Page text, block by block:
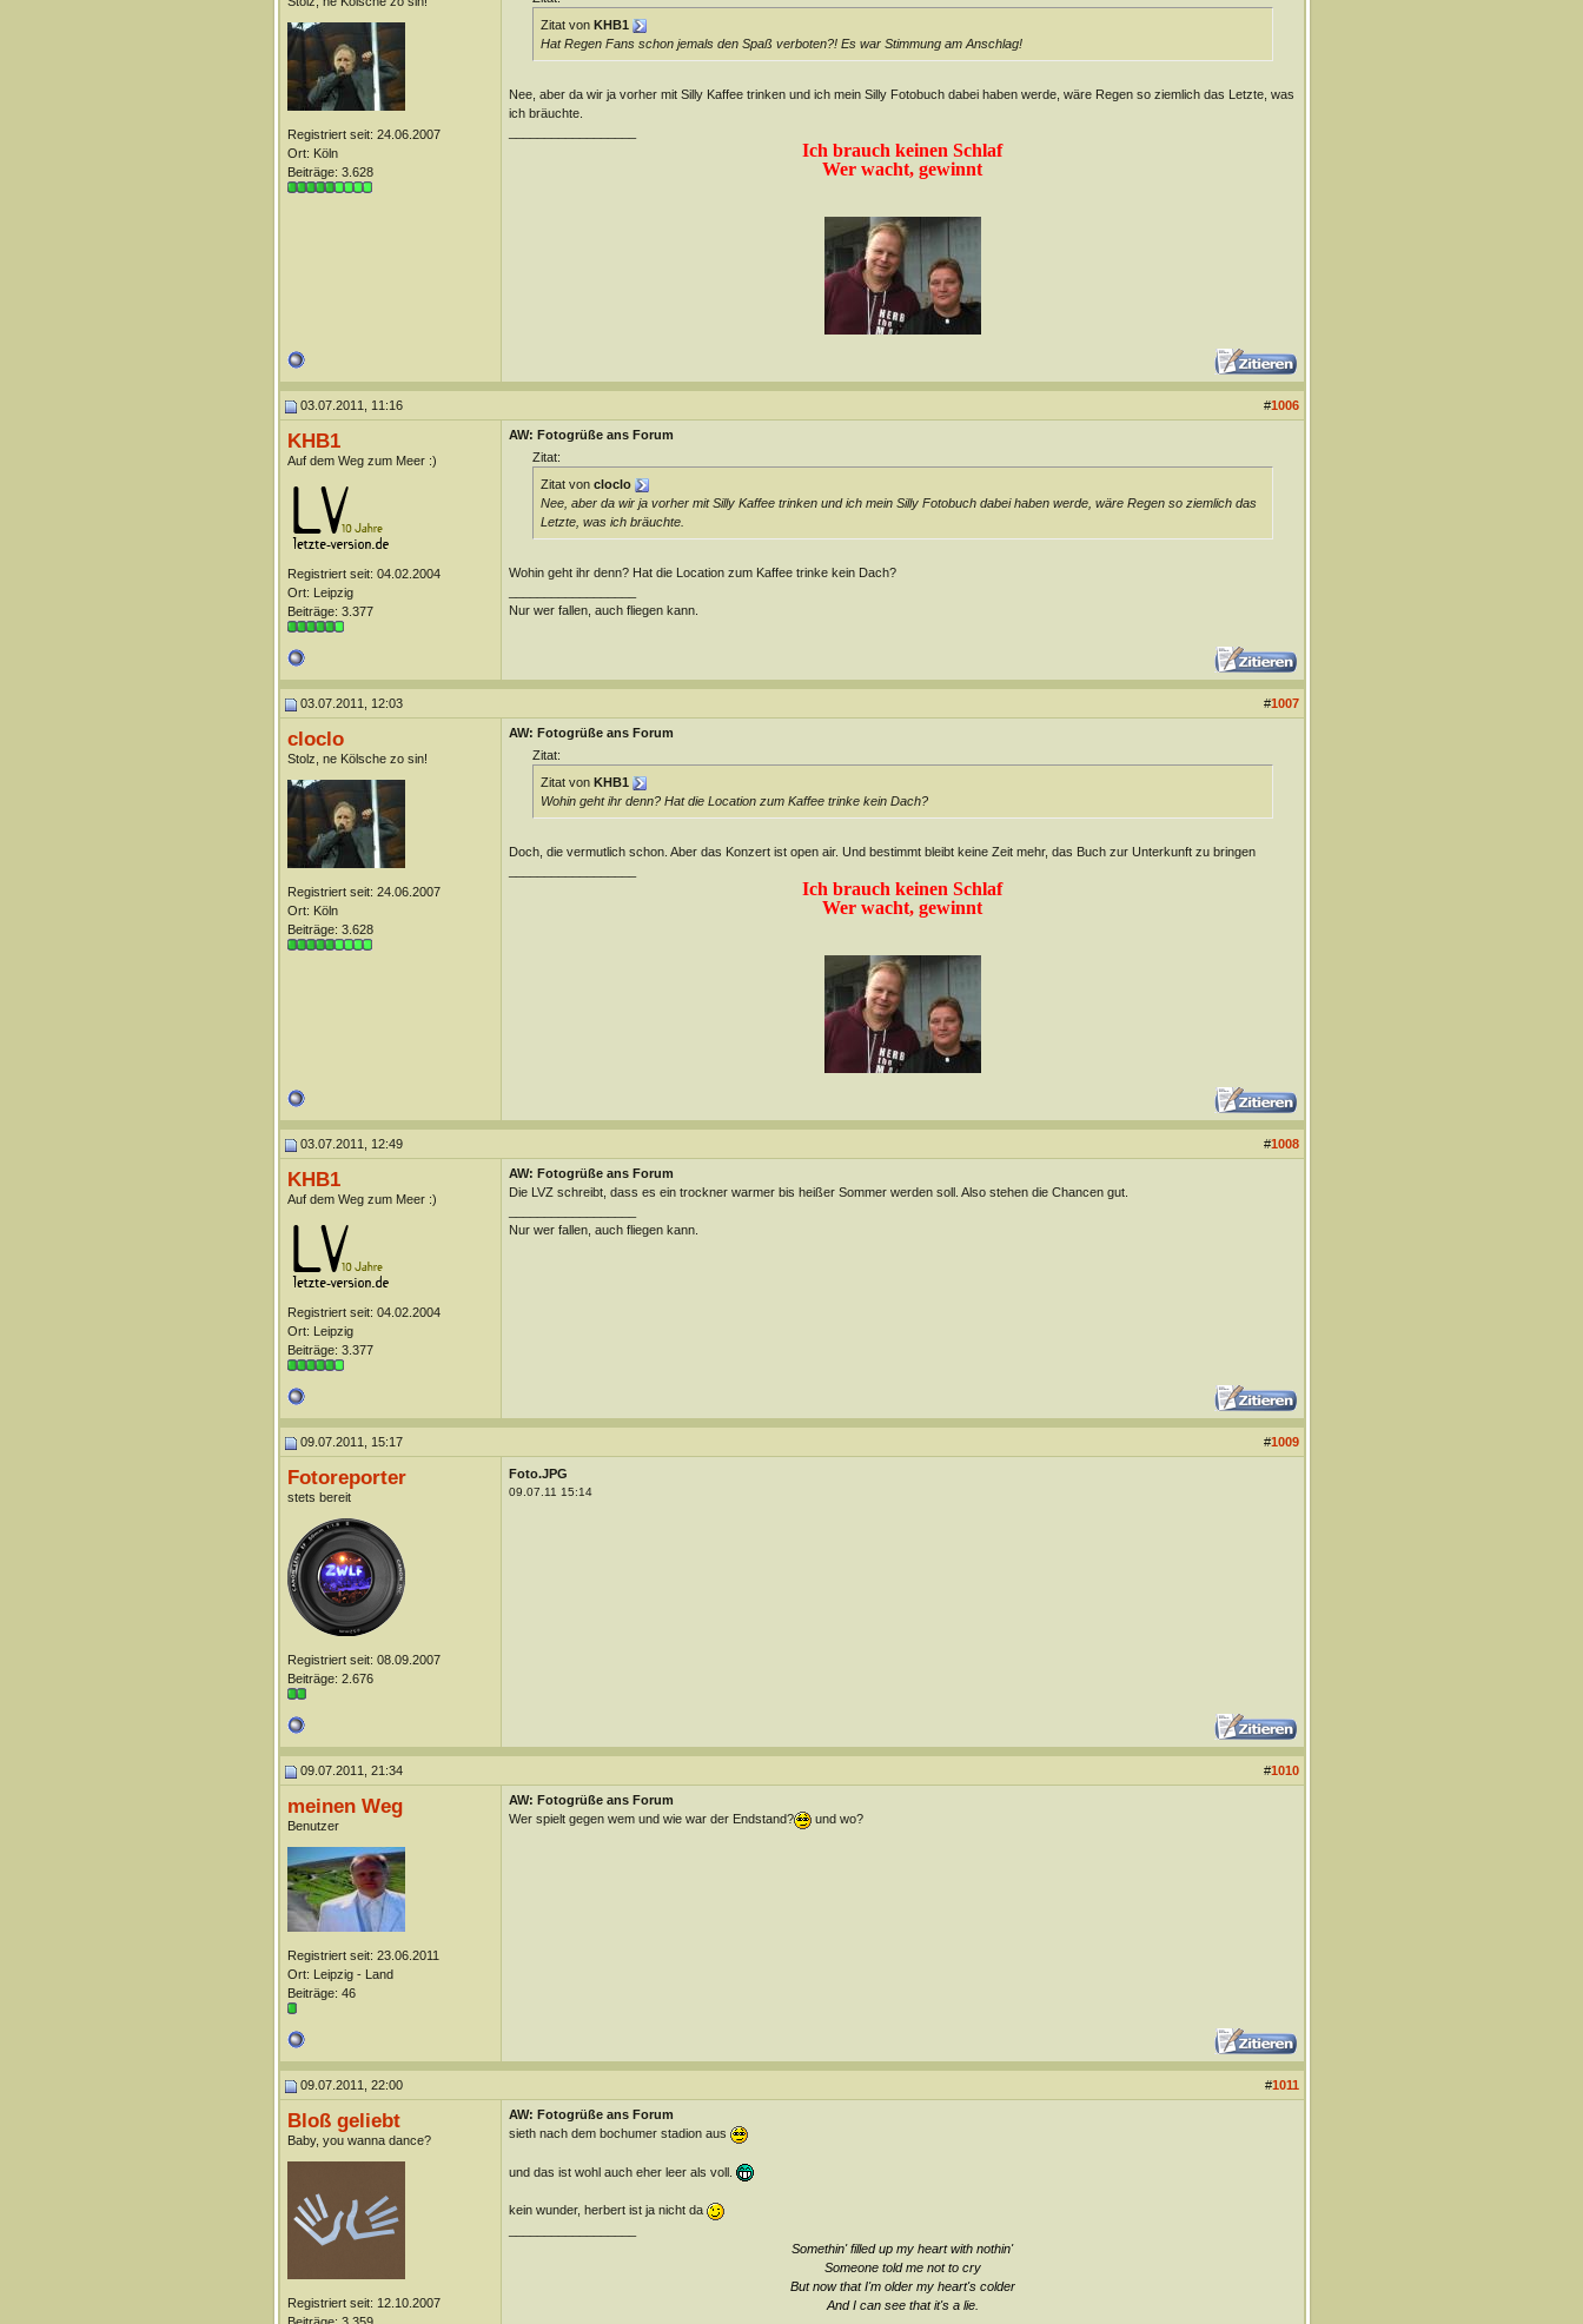
Registriert seit: 24.06.2007
Ort: Köln
Beiträge: 3.628
Zitat von KHB1
Hat Regen Fans schon jemals den Spaß verboten?! Es war Stimmung am Anschlag!
Nee, aber da wir ja vorher mit Silly Kaffee trinken und ich mein Silly Fotobuch dabei haben werde, wäre Regen so ziemlich das Letzte, was
ich bräuchte.
Ich brauch keinen Schlaf
Wer wacht, gewinnt
03.07.2011, 11:16 #1006
KHB1
Auf dem Weg zum Meer :)
Registriert seit: 04.02.2004
Ort: Leipzig
Beiträge: 3.377
AW: Fotogrüße ans Forum
Zitat:
Zitat von cloclo
Nee, aber da wir ja vorher mit Silly Kaffee trinken und ich mein Silly Fotobuch dabei haben werde, wäre Regen so ziemlich das
Letzte, was ich bräuchte.
Wohin geht ihr denn? Hat die Location zum Kaffee trinke kein Dach?
Nur wer fallen, auch fliegen kann.
03.07.2011, 12:03 #1007
cloclo
Stolz, ne Kölsche zo sin!
Registriert seit: 24.06.2007
Ort: Köln
Beiträge: 3.628
AW: Fotogrüße ans Forum
Zitat:
Zitat von KHB1
Wohin geht ihr denn? Hat die Location zum Kaffee trinke kein Dach?
Doch, die vermutlich schon. Aber das Konzert ist open air. Und bestimmt bleibt keine Zeit mehr, das Buch zur Unterkunft zu bringen
Ich brauch keinen Schlaf
Wer wacht, gewinnt
03.07.2011, 12:49 #1008
KHB1
Auf dem Weg zum Meer :)
Registriert seit: 04.02.2004
Ort: Leipzig
Beiträge: 3.377
AW: Fotogrüße ans Forum
Die LVZ schreibt, dass es ein trockner warmer bis heißer Sommer werden soll. Also stehen die Chancen gut.
Nur wer fallen, auch fliegen kann.
09.07.2011, 15:17 #1009
Fotoreporter
stets bereit
Registriert seit: 08.09.2007
Beiträge: 2.676
Foto.JPG
09.07.11 15:14
09.07.2011, 21:34 #1010
meinen Weg
Benutzer
Registriert seit: 23.06.2011
Ort: Leipzig - Land
Beiträge: 46
AW: Fotogrüße ans Forum
Wer spielt gegen wem und wie war der Endstand?
und wo?
09.07.2011, 22:00 #1011
Bloß geliebt
Baby, you wanna dance?
Registriert seit: 12.10.2007
AW: Fotogrüße ans Forum
sieth nach dem bochumer stadion aus
und das ist wohl auch eher leer als voll.
kein wunder, herbert ist ja nicht da
Somethin' filled up my heart with nothin'
Someone told me not to cry
But now that I'm older my heart's colder
And I can see that it's a lie.